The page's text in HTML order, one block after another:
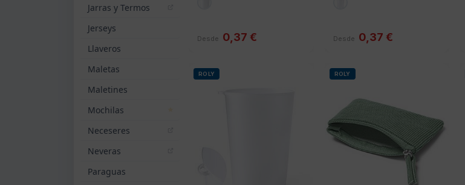
Jarras y Termos
Jerseys
Llaveros
Maletas
Maletines
Mochilas
Neceseres
Neveras
Paraguas
Desde 0,37 € Desde 0,37 €
ROLY ROLY